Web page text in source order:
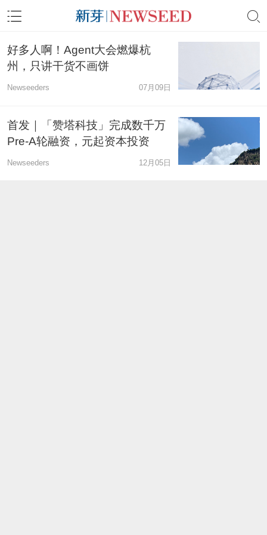
好多人啊！Agent大会燃爆杭
州，只讲干货不画饼
Newseeders 07月09日
首发｜「赞塔科技」完成数千万
Pre-A轮融资，元起资本投资
Newseeders 12月05日